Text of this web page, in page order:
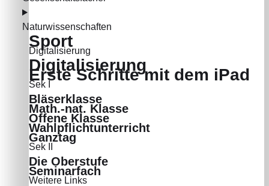
Naturwissenschaften
Sport
Digitalisierung
Digitalisierung
Erste Schritte mit dem iPad
Sek I
Bläserklasse
Math.-nat. Klasse
Offene Klasse
Wahlpflichtunterricht
Ganztag
Sek II
Die Oberstufe
Seminarfach
Weitere Links